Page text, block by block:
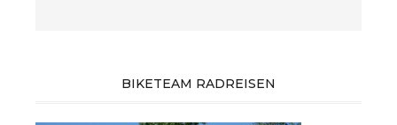
BIKETEAM RADREISEN